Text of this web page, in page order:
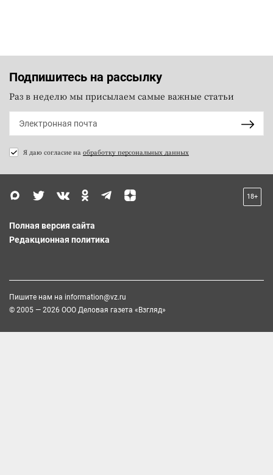
Подпишитесь на рассылку
Раз в неделю мы присылаем самые важные статьи
Я даю согласие на обработку персональных данных
18+
Полная версия сайта
Редакционная политика
Пишите нам на information@vz.ru
© 2005 — 2026 ООО Деловая газета «Взгляд»